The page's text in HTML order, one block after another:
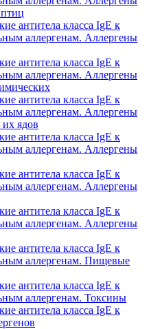
антитела класса IgE к
аллергенам. Аллергены
антитела класса IgE к
аллергенам. Аллергены
антитела класса IgE к
аллергенам. Аллергены
ядов
антитела класса IgE к
аллергенам. Аллергены
антитела класса IgE к
аллергенам. Аллергены
антитела класса IgE к
аллергенам. Аллергены
антитела класса IgE к
аллергенам. Пищевые
антитела класса IgE к
аллергенам. Токсины
антитела класса IgE к